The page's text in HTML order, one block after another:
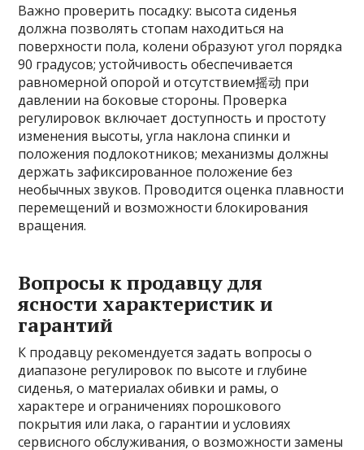
Важно проверить посадку: высота сиденья
должна позволять стопам находиться на
поверхности пола, колени образуют угол порядка
90 градусов; устойчивость обеспечивается
равномерной опорой и отсутствием摇动 при
давлении на боковые стороны. Проверка
регулировок включает доступность и простоту
изменения высоты, угла наклона спинки и
положения подлокотников; механизмы должны
держать зафиксированное положение без
необычных звуков. Проводится оценка плавности
перемещений и возможности блокирования
вращения.
Вопросы к продавцу для
ясности характеристик и
гарантий
К продавцу рекомендуется задать вопросы о
диапазоне регулировок по высоте и глубине
сиденья, о материалах обивки и рамы, о
характере и ограничениях порошкового
покрытия или лака, о гарантии и условиях
сервисного обслуживания, о возможности замены